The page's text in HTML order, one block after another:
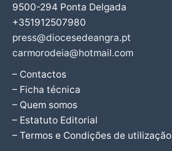
9500-294 Ponta Delgada
+351912507980
press@diocesedeangra.pt
carmorodeia@hotmail.com
– Contactos
– Ficha técnica
– Quem somos
– Estatuto Editorial
– Termos e Condições de utilização